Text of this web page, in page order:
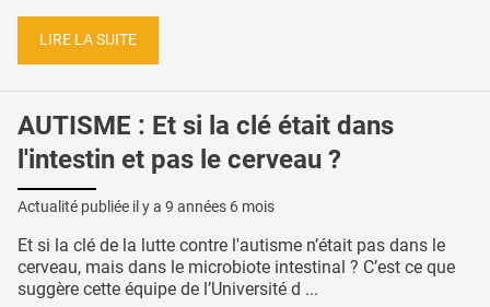
LIRE LA SUITE
AUTISME : Et si la clé était dans
l'intestin et pas le cerveau ?
Actualité publiée il y a 9 années 6 mois
Et si la clé de la lutte contre l'autisme n’était pas dans le
cerveau, mais dans le microbiote intestinal ? C’est ce que
suggère cette équipe de l’Université d ...